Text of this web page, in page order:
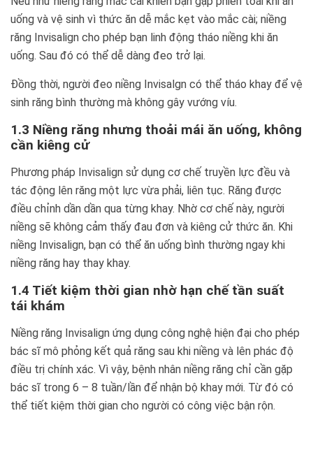
uống và vệ sinh vì thức ăn dễ mắc kẹt vào mắc cài; niềng
răng Invisalign cho phép bạn linh động tháo niềng khi ăn
uống. Sau đó có thể dễ dàng đeo trở lại.
Đồng thời, người đeo niềng Invisalgn có thể tháo khay để vệ
sinh răng bình thường mà không gây vướng víu.
1.3 Niềng răng nhưng thoải mái ăn uống, không
cần kiêng cử
Phương pháp Invisalign sử dụng cơ chế truyền lực đều và
tác động lên răng một lực vừa phải, liên tục. Răng được
điều chỉnh dần dần qua từng khay. Nhờ cơ chế này, người
niềng sẽ không cảm thấy đau đơn và kiêng cử thức ăn. Khi
niềng Invisalign, bạn có thể ăn uống bình thường ngay khi
niềng răng hay thay khay.
1.4 Tiết kiệm thời gian nhờ hạn chế tần suất
tái khám
Niềng răng Invisalign ứng dụng công nghệ hiện đại cho phép
bác sĩ mô phỏng kết quả răng sau khi niềng và lên phác độ
điều trị chính xác. Vì vậy, bệnh nhân niềng răng chỉ cần gặp
bác sĩ trong 6 – 8 tuần/lần để nhận bộ khay mới. Từ đó có
thể tiết kiệm thời gian cho người có công việc bận rộn.